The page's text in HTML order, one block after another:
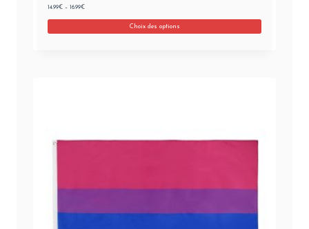
14.99€– 16.99€
Choix des options